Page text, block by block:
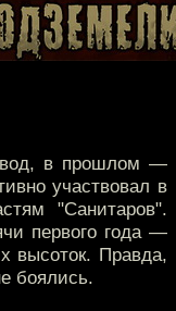
в прошлом —
участвовал в
"Санитаров".
первого года —
высоток. Правда,
боялись.